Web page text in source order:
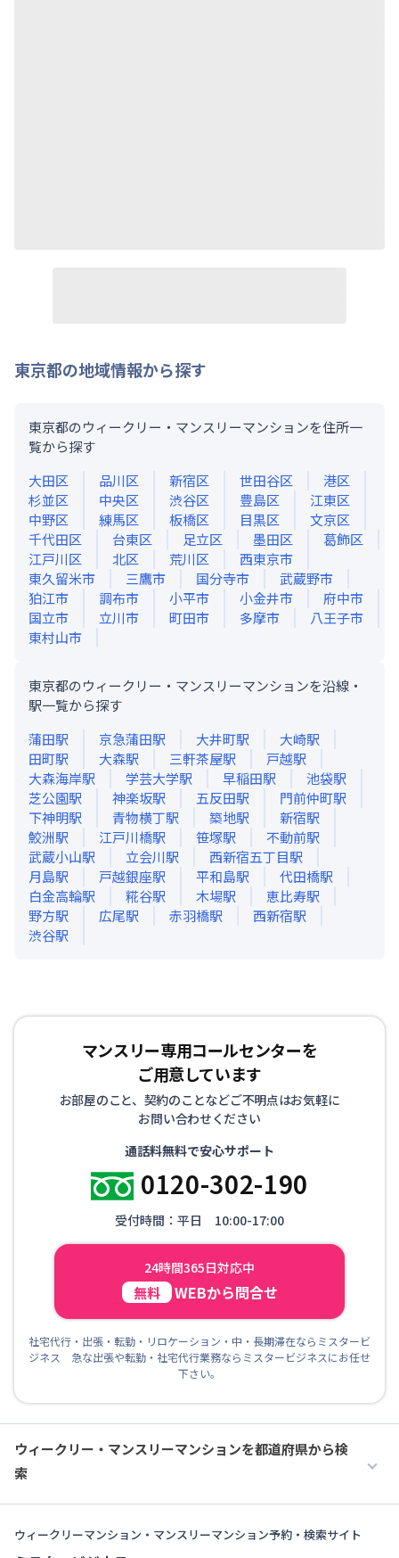
東京都の地域情報から探す
東京都のウィークリー・マンスリーマンションを住所一
覧から探す
大田区
品川区 新宿区 世田谷区
港区
杉並区
中央区 渋谷区 豊島区
江東区
中野区
練馬区 板橋区 目黒区
文京区
千代田区
台東区 足立区 墨田区
葛飾区
江戸川区
北区 荒川区
西東京市
東久留米市
三鷹市 国分寺市
武蔵野市
狛江市
調布市 小平市 小金井市
府中市
国立市
立川市 町田市 多摩市
八王子市
東村山市
東京都のウィークリー・マンスリーマンションを沿線・
駅一覧から探す
蒲田駅 京急蒲田駅 大井町駅 大崎駅
田町駅 大森駅 三軒茶屋駅 戸越駅
大森海岸駅 学芸大学駅 早稲田駅 池袋駅
芝公園駅 神楽坂駅 五反田駅 門前仲町駅
下神明駅 青物横丁駅 築地駅 新宿駅
鮫洲駅 江戸川橋駅 笹塚駅 不動前駅
武蔵小山駅 立会川駅 西新宿五丁目駅
月島駅 戸越銀座駅 平和島駅 代田橋駅
白金高輪駅 糀谷駅 木場駅 恵比寿駅
野方駅 広尾駅 赤羽橋駅 西新宿駅
渋谷駅
マンスリー専用コールセンターを
ご用意しています
お部屋のこと、契約のことなどご不明点はお気軽に
お問い合わせください
通話料無料で安心サポート
0120-302-190
受付時間：平日 10:00-17:00
24時間365日対応中
無料 WEBから問合せ
社宅代行・出張・転勤・リロケーション・中・長期滞在ならミスタービ
ジネス 急な出張や転勤・社宅代行業務ならミスタービジネスにお任せ
下さい。
ウィークリー・マンスリーマンションを都道府県から検
索
ウィークリーマンション・マンスリーマンション予約・検索サイト